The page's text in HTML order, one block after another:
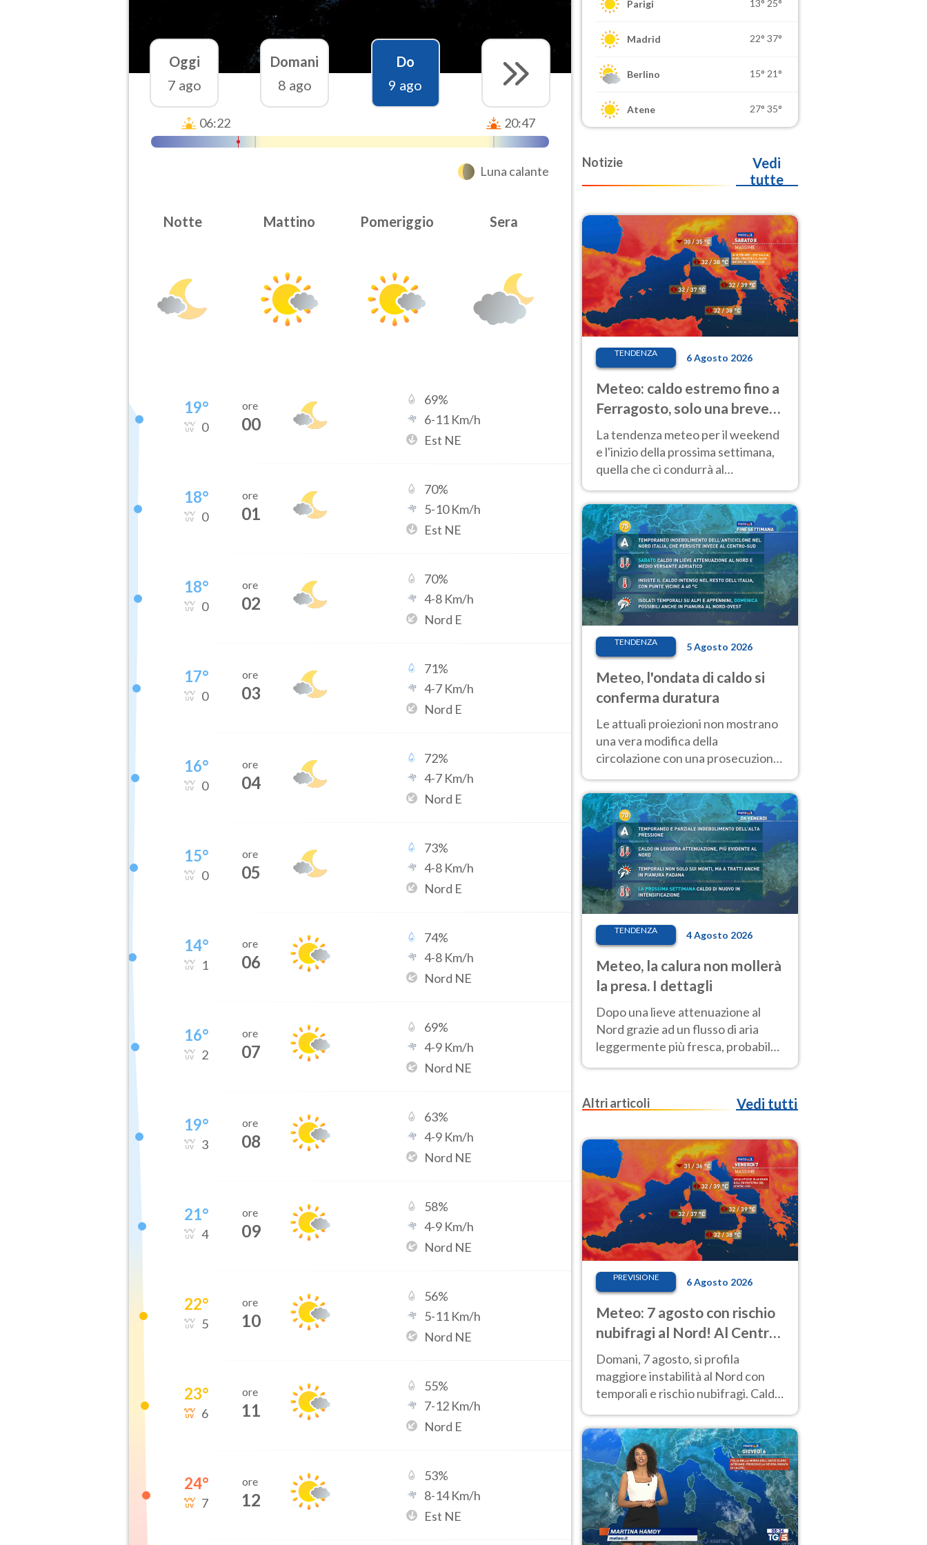
Oggi
7 ago
Domani
8 ago
Do
9 ago
06:22 20:47
Luna calante
Notte Mattino Pomeriggio Sera
19°
0
ore
00
69%
6-11 Km/h
Est NE
18°
0
ore
01
70%
5-10Km/h
Est NE
18°
0
ore
02
70%
4-8 Km/h
Nord E
17°
0
ore
03
71%
4-7 Km/h
Nord E
16°
0
ore
04
72%
4-7 Km/h
Nord E
15°
0
ore
05
73%
4-8 Km/h
Nord E
14°
1
ore
06
74%
4-8 Km/h
Nord NE
16°
2
ore
07
69%
4-9 Km/h
Nord NE
19°
3
ore
08
63%
4-9 Km/h
Nord NE
21°
4
ore
09
58%
4-9 Km/h
Nord NE
22°
5
ore
10
56%
5-11 Km/h
Nord NE
23°
6
ore
11
55%
7-12 Km/h
Nord E
24°
7
ore
12
53%
8-14Km/h
Est NE
Parigi 13° 25°
Madrid 22° 37°
Berlino 15° 21°
Atene 27° 35°
Notizie
Vedi
tutte
TENDENZA 6 Agosto 2026
Meteo: caldo estremo fino a
Ferragosto, solo una breve
pausa. Ecco dove
La tendenza meteo per il weekend
e l'inizio della prossima settimana,
quella che ci condurrà al
temperature molto elevate
TENDENZA 5 Agosto 2026
Meteo, l'ondata di caldo si
conferma duratura
Le attuali proiezioni non mostrano
una vera modifica della
circolazione con una prosecuzione
giorni, compresa la settimana di
Ferragosto
TENDENZA 4 Agosto 2026
Meteo, la calura non mollerà
la presa. I dettagli
Dopo una lieve attenuazione al
Nord grazie ad un flusso di aria
leggermente più fresca, probabile
nuovo rinforzo dell’anticiclone
Altri articoli
Vedi tutti
PREVISIONE 6 Agosto 2026
Meteo: 7 agosto con rischio
nubifragi al Nord! Al Centro-
Sud caldo estremo
Domani, 7 agosto, si profila
maggiore instabilità al Nord con
temporali e rischio nubifragi. Caldo
previsioni.